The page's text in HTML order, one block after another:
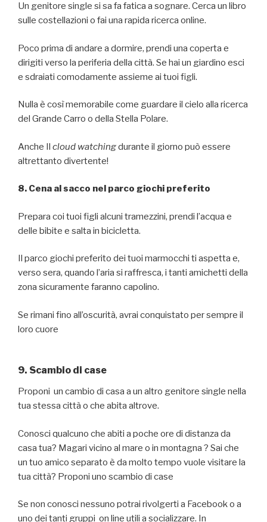
Un genitore single si sa fa fatica a sognare. Cerca un libro
sulle costellazioni o fai una rapida ricerca online.
Poco prima di andare a dormire, prendi una coperta e
dirigiti verso la periferia della città. Se hai un giardino esci
e sdraiati comodamente assieme ai tuoi figli.
Nulla è così memorabile come guardare il cielo alla ricerca
del Grande Carro o della Stella Polare.
Anche Il cloud watchingdurante il giorno può essere
altrettanto divertente!
8. Cena al sacco nel parco giochi preferito
Prepara coi tuoi figli alcuni tramezzini, prendi l’acqua e
delle bibite e salta in bicicletta.
Il parco giochi preferito dei tuoi marmocchi ti aspetta e,
verso sera, quando l’aria si raffresca, i tanti amichetti della
zona sicuramente faranno capolino.
Se rimani fino all’oscurità, avrai conquistato per sempre il
loro cuore
9. Scambio di case
Proponi un cambio di casa a un altro genitore single nella
tua stessa città o che abita altrove.
Conosci qualcuno che abiti a poche ore di distanza da
casa tua? Magari vicino al mare o in montagna ? Sai che
un tuo amico separato è da molto tempo vuole visitare la
tua città? Proponi uno scambio di case
Se non conosci nessuno potrai rivolgerti a Facebook o a
uno dei tanti gruppi on line utili a socializzare. In